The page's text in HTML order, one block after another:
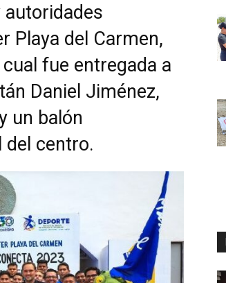
autoridades
Playa del Carmen,
fue entregada a
Daniel Jiménez,
un balón
del centro.